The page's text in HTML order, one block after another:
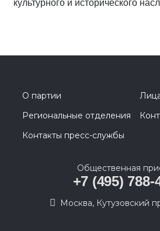
культурного и исторического
О партии
Региональные отделения
Контакты пресс-службы
Общественная
+7 (495) 788-
Москва, Кутузовский